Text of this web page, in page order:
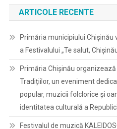
ARTICOLE RECENTE
Primăria municipiului Chișinău
a Festivalului „Te salut,
Primăria Chișinău
Tradițiilor, un eveniment
popular, muzicii folclorice și
identitatea culturală a
Festivalul de muzică